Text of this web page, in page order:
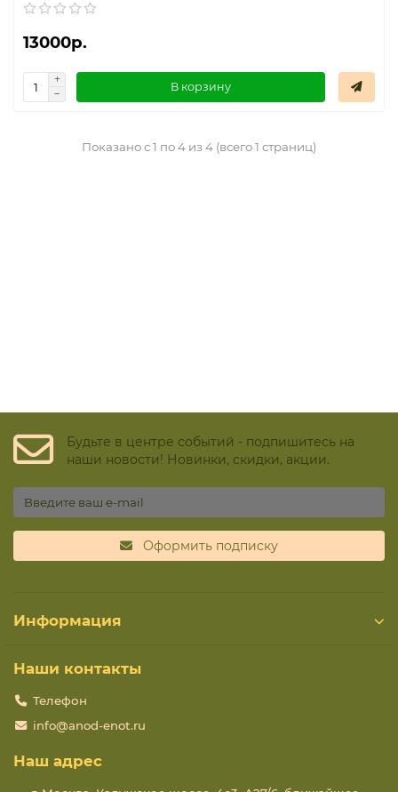
13000р.
В корзину
Показано с 1 по 4 из 4 (всего 1 страниц)
Будьте в центре событий - подпишитесь на
наши новости! Новинки, скидки, акции.
Оформить подписку
Информация
Наши контакты
Телефон
info@anod-enot.ru
Наш адрес